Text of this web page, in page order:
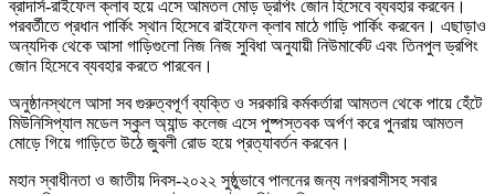
ব্রাদার্স-রাইফেল ক্লাব হয়ে এসে আমতল মোড় ড্রপিং জোন হিসেবে ব্যবহার করবেন।
পরবর্তীতে প্রধান পার্কিং স্থান হিসেবে রাইফেল ক্লাব মাঠে গাড়ি পার্কিং করবেন। এছাড়াও
অন্যদিক থেকে আসা গাড়িগুলো নিজ নিজ সুবিধা অনুযায়ী নিউমার্কেট এবং তিনপুল ড্রপিং
জোন হিসেবে ব্যবহার করতে পারবেন।
অনুষ্ঠানস্থলে আসা সব গুরুত্বপূর্ণ ব্যক্তি ও সরকারি কর্মকর্তারা আমতল থেকে পায়ে হেঁটে
মিউনিসিপ্যাল মডেল স্কুল অ্যান্ড কলেজ এসে পুষ্পস্তবক অর্পণ করে পুনরায় আমতল
মোড়ে গিয়ে গাড়িতে উঠে জুবলী রোড হয়ে প্রত্যাবর্তন করবেন।
মহান স্বাধীনতা ও জাতীয় দিবস-২০২২ সুষ্ঠুভাবে পালনের জন্য নগরবাসীসহ সবার